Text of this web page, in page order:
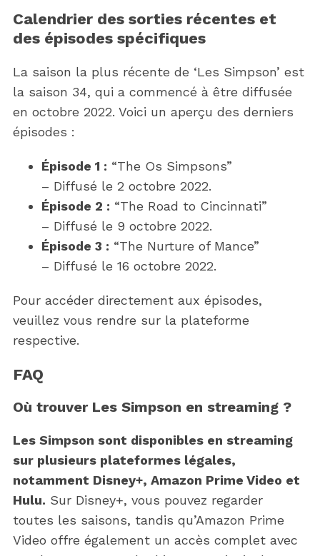
Calendrier des sorties récentes et
des épisodes spécifiques
La saison la plus récente de ‘Les Simpson’ est
la saison 34, qui a commencé à être diffusée
en octobre 2022. Voici un aperçu des derniers
épisodes :
Épisode 1 : “The Os Simpsons”
– Diffusé le 2 octobre 2022.
Épisode 2 : “The Road to Cincinnati”
– Diffusé le 9 octobre 2022.
Épisode 3 : “The Nurture of Mance”
– Diffusé le 16 octobre 2022.
Pour accéder directement aux épisodes,
veuillez vous rendre sur la plateforme
respective.
FAQ
Où trouver Les Simpson en streaming ?
Les Simpson sont disponibles en streaming
sur plusieurs plateformes légales,
notamment Disney+, Amazon Prime Video et
Hulu. Sur Disney+, vous pouvez regarder
toutes les saisons, tandis qu’Amazon Prime
Video offre également un accès complet avec
S
r
c